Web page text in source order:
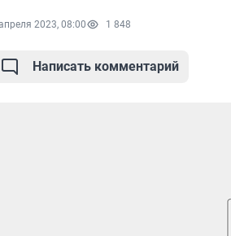
2023, 08:00 1 848
Написать комментарий